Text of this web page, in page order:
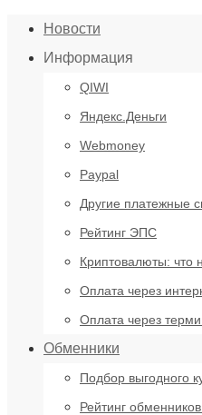
Новости
Информация
QIWI
Яндекс.Деньги
Webmoney
Paypal
Другие платежные
Рейтинг ЭПС
Криптовалюты: что
Оплата через
Оплата через
Обменники
Подбор выгодного
Рейтинг